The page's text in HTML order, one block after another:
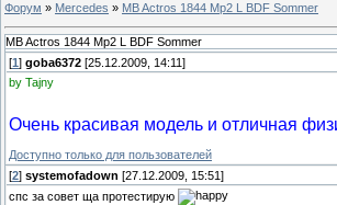
Форум » Mercedes » MB Actros 1844 Mp2 L BDF Sommer
MB Actros 1844 Mp2 L BDF Sommer
[1 ] goba6372 [25.12.2009, 14:11]
by Tajny
Очень красивая модель и отличная
Доступно только для пользователей
[2] systemofadown [27.12.2009, 15:51]
спс за совет ща протестирую